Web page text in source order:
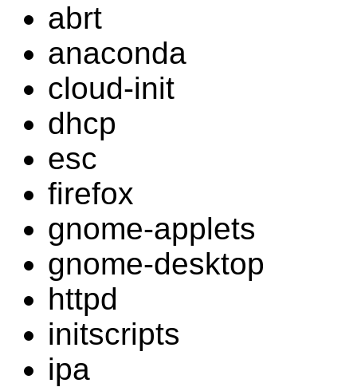
abrt
anaconda
cloud-init
dhcp
esc
firefox
gnome-applets
gnome-desktop
httpd
initscripts
ipa